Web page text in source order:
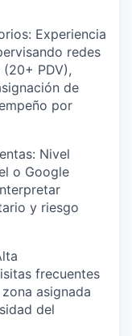
Experiencia
redes
PDV),
de
por
Nivel
o Google
y riesgo
frecuentes
asignada
del